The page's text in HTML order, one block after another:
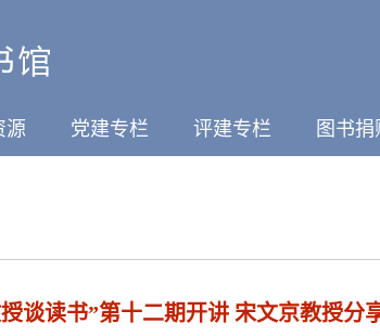
源 党建专栏 评建专栏 图书捐
谈读书”第十二期开讲 宋文京教授分